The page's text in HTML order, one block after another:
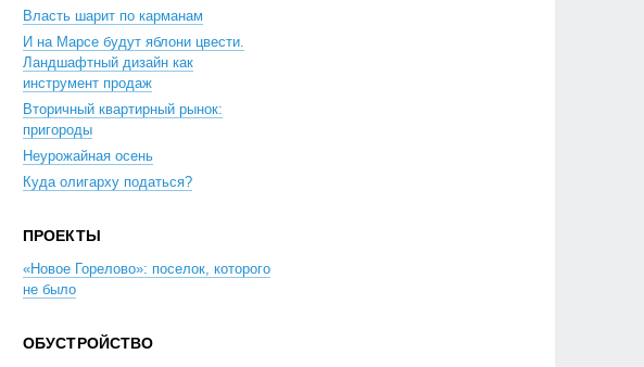
Власть шарит по карманам
И на Марсе будут яблони цвести.
Ландшафтный дизайн как
инструмент продаж
Вторичный квартирный рынок:
пригороды
Неурожайная осень
Куда олигарху податься?
ПРОЕКТЫ
«Новое Горелово»: поселок, которого
не было
ОБУСТРОЙСТВО